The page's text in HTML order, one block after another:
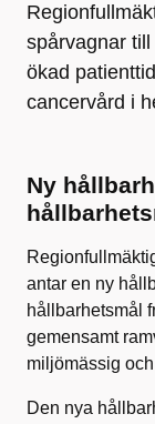
spårvagnar
ökad
cancervård i
Ny
antar en ny
hållbarhetsmål
gemensamt
miljömässig
Den nya